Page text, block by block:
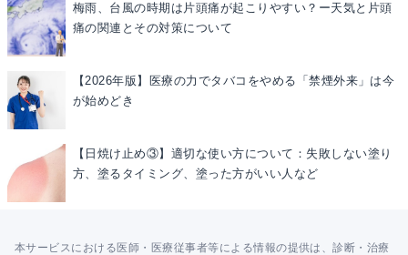
梅雨、台風の時期は片頭痛が起こりやすい？ー天気と片頭
痛の関連とその対策について
【2026年版】医療の力でタバコをやめる「禁煙外来」は今
が始めどき
【日焼け止め③】適切な使い方について：失敗しない塗り
方、塗るタイミング、塗った方がいい人など
本サービスにおける医師・医療従事者等による情報の提供は、診断・治療